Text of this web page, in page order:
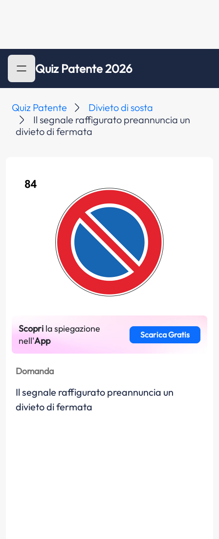
Quiz Patente 2026
Quiz Patente
Divieto di sosta
Il segnale raffigurato preannuncia un
divieto di fermata
Scopri la spiegazione
nell'App
Scarica Gratis
Domanda
Il segnale raffigurato preannuncia un
divieto di fermata